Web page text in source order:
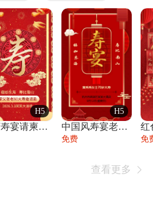
H5
喜庆寿宴请柬老人生日宴会邀请函请柬过大寿
H5
中国风寿宴老人生日宴会邀请函寿宴请帖请柬
免费 免
查看更多 